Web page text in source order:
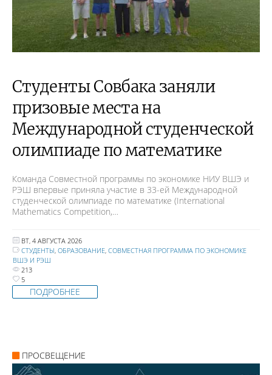
Студенты Совбака заняли
призовые места на
Международной студенческой
олимпиаде по математике
Команда Совместной программы по экономике НИУ ВШЭ и
РЭШ впервые приняла участие в 33-ей Международной
студенческой олимпиаде по математике (International
Mathematics Competition,…
ВТ, 4 АВГУСТА 2026
СТУДЕНТЫ, ОБРАЗОВАНИЕ, СОВМЕСТНАЯ ПРОГРАММА ПО ЭКОНОМИКЕ
ВШЭ И РЭШ
213
5
ПОДРОБНЕЕ
ПРОСВЕЩЕНИЕ